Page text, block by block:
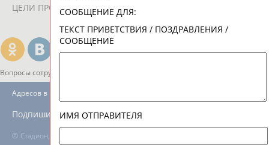
ЦЕЛИ ПРОЕКТА КОНТАКТЫ
Вопросы сотрудничества и совместной деятельности
© Стадион, 1998-2026
Адресов в новостной рассылке: 996
Подпишись
СООБЩЕНИЕ ДЛЯ:
ТЕКСТ ПРИВЕТСТВИЯ / ПОЗДРАВЛЕНИЯ /
СООБЩЕНИЕ
ИМЯ ОТПРАВИТЕЛЯ